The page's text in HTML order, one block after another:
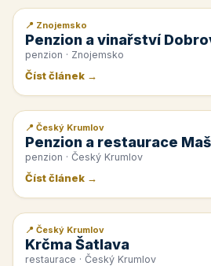
📰 PR článek
📍 Znojemsko
Penzion a vinařství
penzion · Znojemsko
Číst článek →
📰 PR článek
📍 Český Krumlov
Penzion a restaurace
penzion · Český Krumlov
Číst článek →
📰 PR článek
📍 Český Krumlov
Krčma Šatlava
restaurace · Český Krumlov